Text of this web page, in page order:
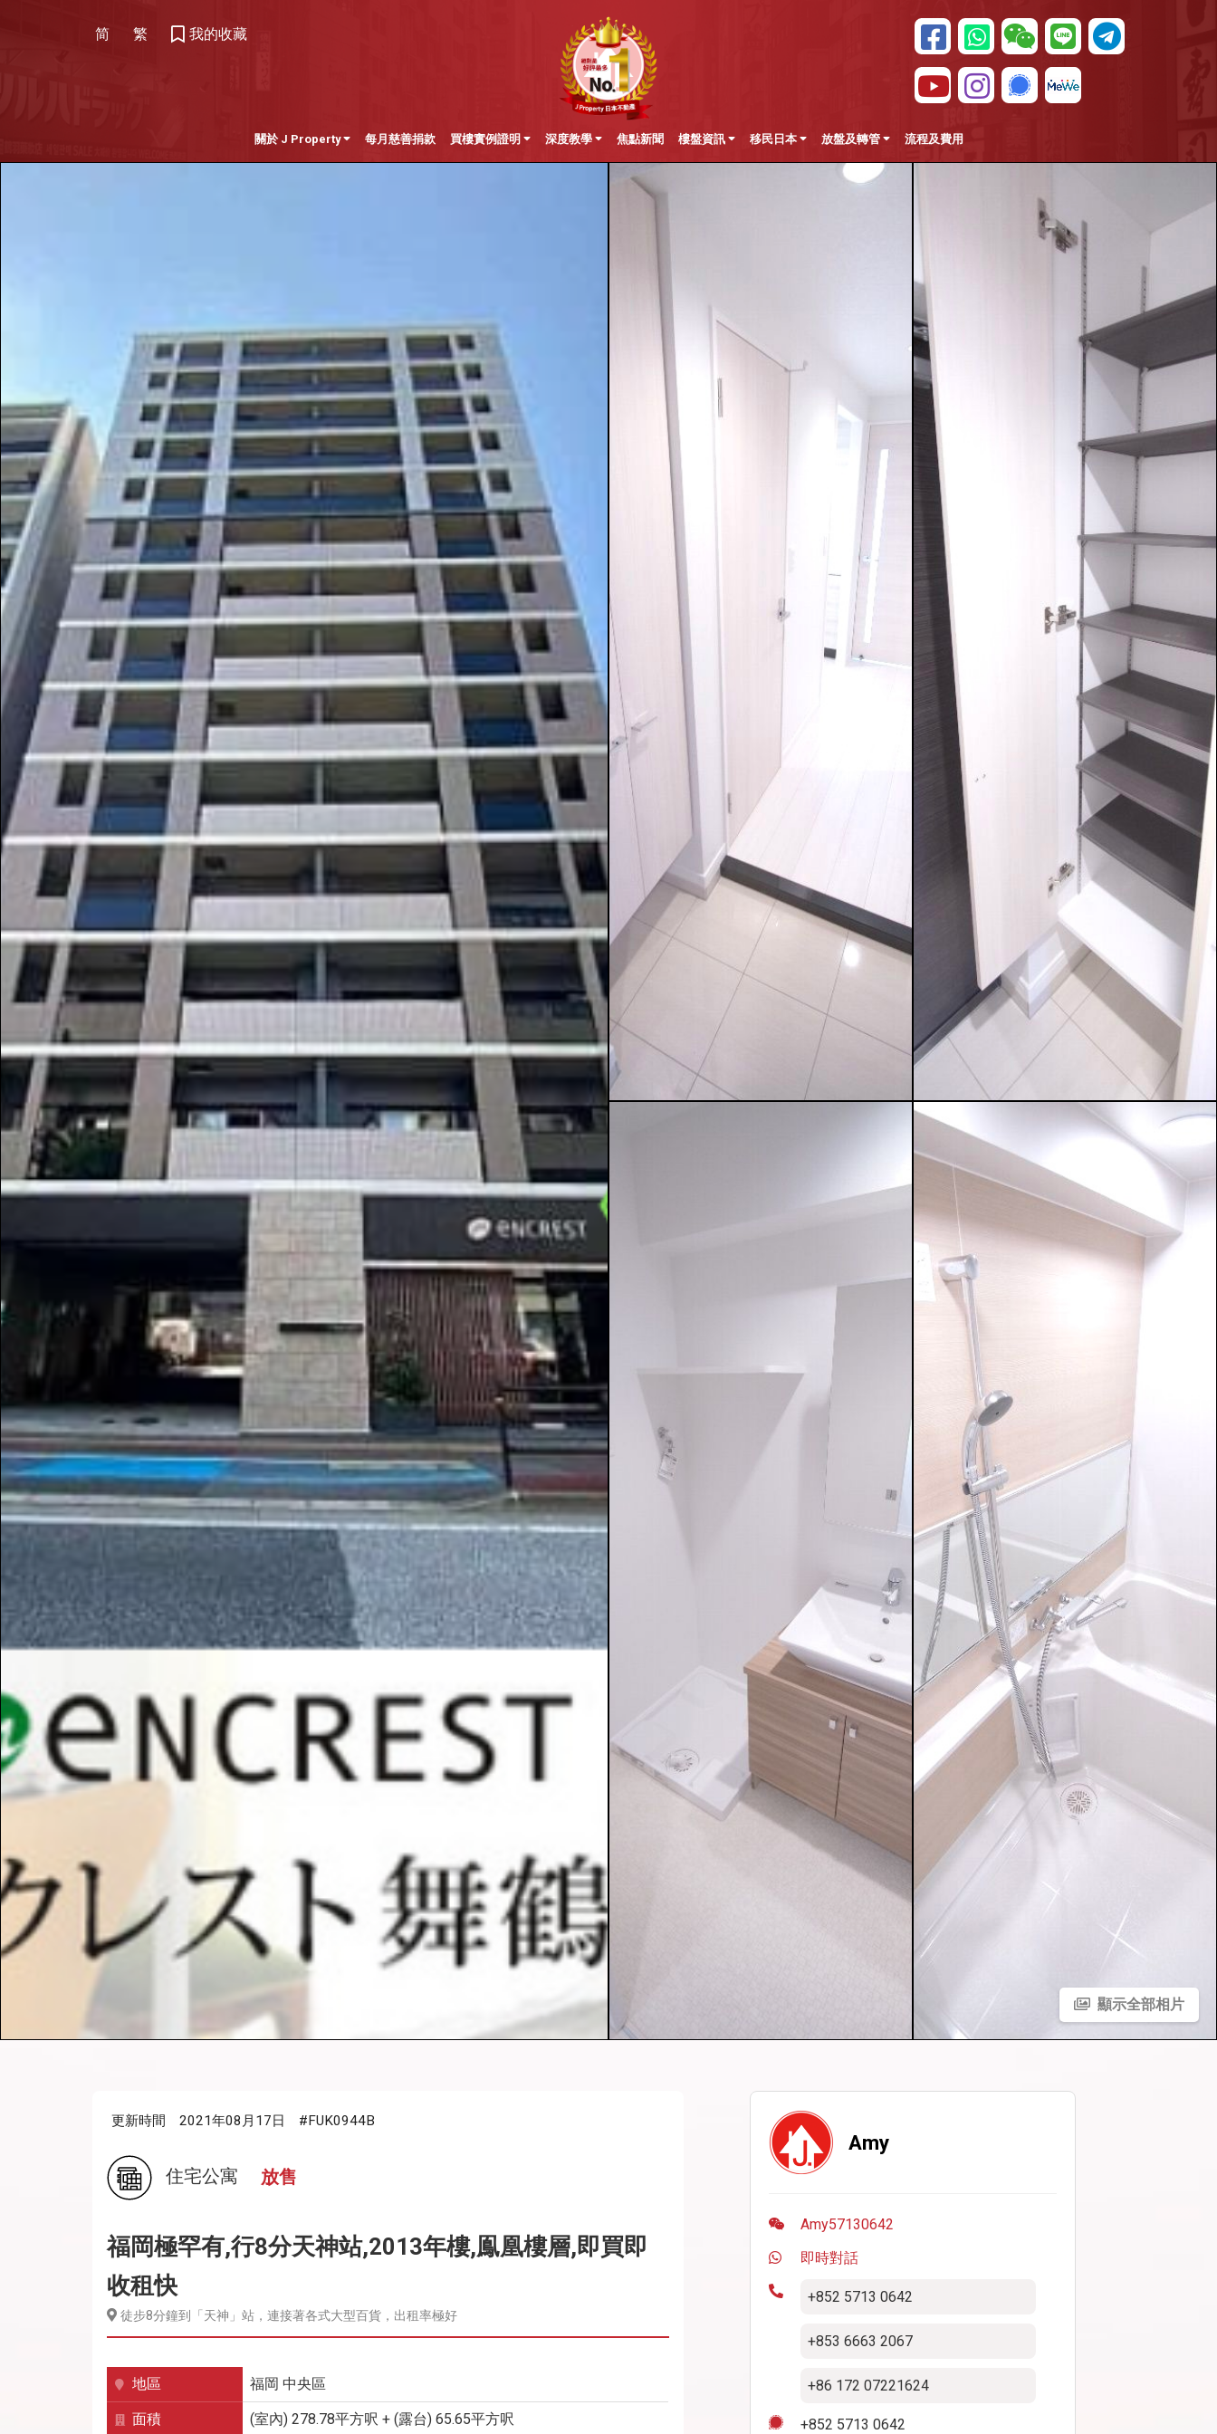
简 繁 我的收藏
關於 J Property 每月慈善捐款 買樓實例證明 深度教學 焦點新聞 樓盤資訊 移民日本 放盤及轉管 流程及費用
顯示全部相片
更新時間 2021年08月17日 #FUK0944B
住宅公寓 放售
福岡極罕有,行8分天神站,2013年樓,鳯凰樓層,即買即
收租快
徒步8分鐘到「天神」站，連接著各式大型百貨，出租率極好
地區 福岡 中央區
面積 (室內) 278.78平方呎 + (露台) 65.65平方呎
Amy
Amy57130642
即時對話
+852 5713 0642
+853 6663 2067
+86 172 07221624
+852 5713 0642